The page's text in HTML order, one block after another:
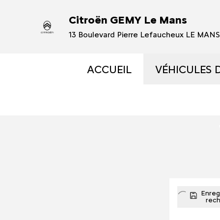
Citroën GEMY Le Mans
13 Boulevard Pierre Lefaucheux LE MANS
ACCUEIL VÉHICULES